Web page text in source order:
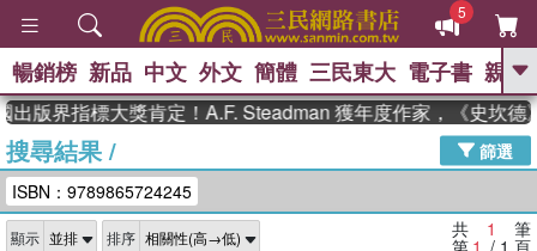
5
GO
The Odyssey 、
父親節 、 如果歷史是一群喵 、 暑期
念華 、 台灣的李登輝時代 、 數學女
孩：黎曼猜想
偉大的迷走神經
暢銷榜 新品 中文 外文 簡體 三民東大 電子書 親子
出版界指標大獎肯定！A.F. Steadman 獲年度作家，《史坎德
搜尋結果/
篩選
ISBN：9789865724245
顯示 排序 共 1 筆
第 1 / 1 頁